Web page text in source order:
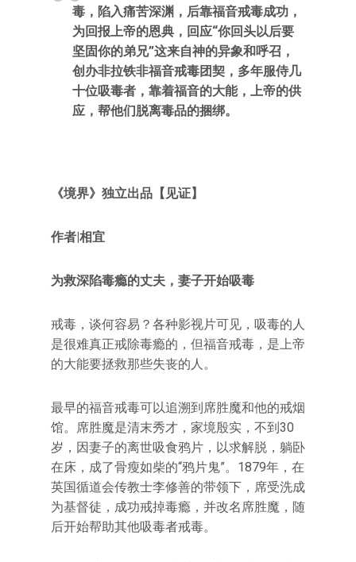
毒，陷入痛苦深渊，后靠福音戒毒成功，
为回报上帝的恩典，回应“你回头以后要
坚固你的弟兄”这来自神的异象和呼召，
创办非拉铁非福音戒毒团契，多年服侍几
十位吸毒者，靠着福音的大能，上帝的供
应，帮他们脱离毒品的捆绑。
《境界》独立出品【见证】
作者|相宜
为救深陷毒瘾的丈夫，妻子开始吸毒
戒毒，谈何容易？各种影视片可见，吸毒的人
是很难真正戒除毒瘾的，但福音戒毒，是上帝
的大能要拯救那些失丧的人。
最早的福音戒毒可以追溯到席胜魔和他的戒烟
馆。席胜魔是清末秀才，家境殷实，不到30
岁，因妻子的离世吸食鸦片，以求解脱，躺卧
在床，成了骨瘦如柴的“鸦片鬼”。1879年，在
英国循道会传教士李修善的带领下，席受洗成
为基督徒，成功戒掉毒瘾，并改名席胜魔，随
后开始帮助其他吸毒者戒毒。